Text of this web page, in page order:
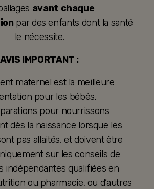
avant chaque
par des enfants dont la santé
le nécessite.
AVIS IMPORTANT :
maternel est la meilleure
pour les bébés.
pour nourrissons
dès la naissance lorsque les
pas allaités, et doivent être
sur les conseils de
indépendantes qualifiées en
ou pharmacie, ou d’autres